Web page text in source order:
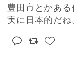
豊田市とかある
実に日本的だね